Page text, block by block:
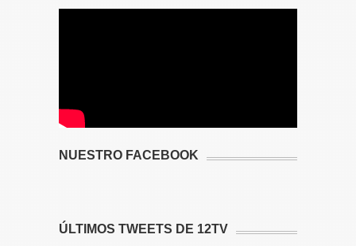
NUESTRO FACEBOOK
ÚLTIMOS TWEETS DE 12TV